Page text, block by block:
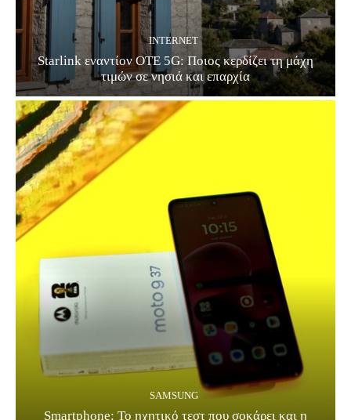
INTERNET
Starlink εναντίον ΟΤΕ 5G: Ποιος κερδίζει τη μάχη
τιμών σε νησιά και επαρχία
SAMSUNG
Smartphone: Το ηχητικό τεστ που σοκάρει και η